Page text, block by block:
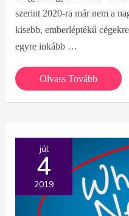
szerint 2020-ra már nem a
kisebb, emberléptékű
egyre inkább …
Hogyan
Olvass Tovább
júl
4
2019